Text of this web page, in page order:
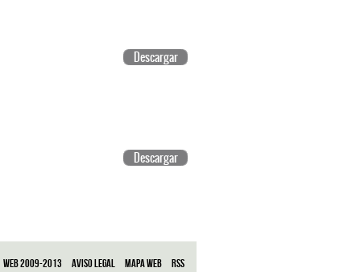
Descargar
Descargar
Web 2009-2013 Aviso legal Mapa web RSS